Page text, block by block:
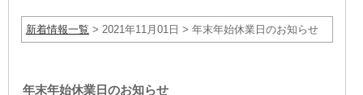
新着情報一覧 > 2021年11月01日 > 年末年始休業日のお知らせ
年末年始休業日のお知らせ